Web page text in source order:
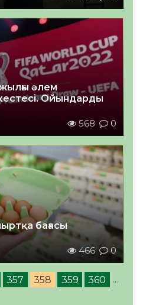
әлем
Ойындарды
568 0
бағасы
466 0
357 358 359 360
…